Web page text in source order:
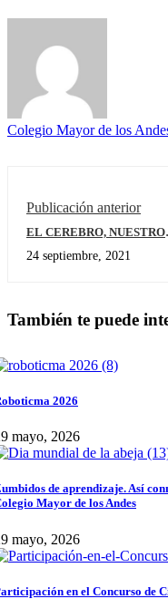
Colegio Mayor de los
Publicación anterior
EL CEREBRO, NUESTRO
24 septiembre, 2021
También te puede
2026
mayo, 2026
de aprendizaje. Así
Mayor de los Andes
mayo, 2026
en el Concurso de